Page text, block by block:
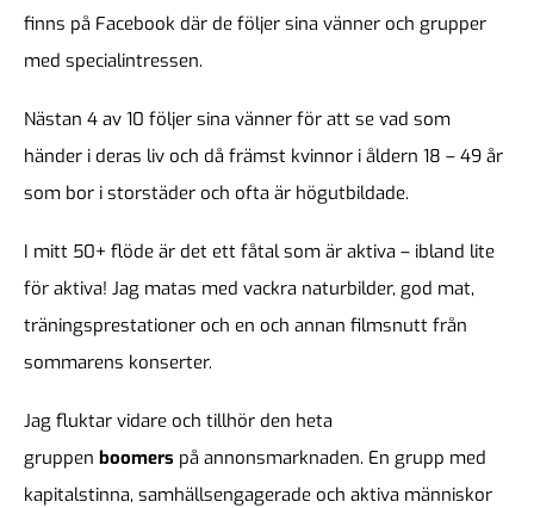
finns på Facebook där de följer sina vänner och grupper
med specialintressen.
Nästan 4 av 10 följer sina vänner för att se vad som
händer i deras liv och då främst kvinnor i åldern 18 – 49 år
som bor i storstäder och ofta är högutbildade.
I mitt 50+ flöde är det ett fåtal som är aktiva – ibland lite
för aktiva! Jag matas med vackra naturbilder, god mat,
träningsprestationer och en och annan filmsnutt från
sommarens konserter.
Jag fluktar vidare och tillhör den heta
gruppen boomers på annonsmarknaden. En grupp med
kapitalstinna, samhällsengagerade och aktiva människor